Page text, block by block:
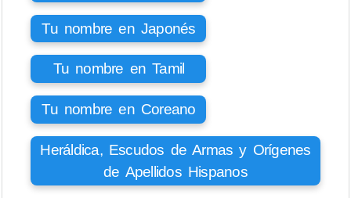
Tu nombre en Japonés
Tu nombre en Tamil
Tu nombre en Coreano
Heráldica, Escudos de Armas y Orígenes
de Apellidos Hispanos